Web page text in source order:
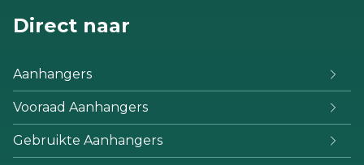
Direct naar
Aanhangers
Vooraad Aanhangers
Gebruikte Aanhangers